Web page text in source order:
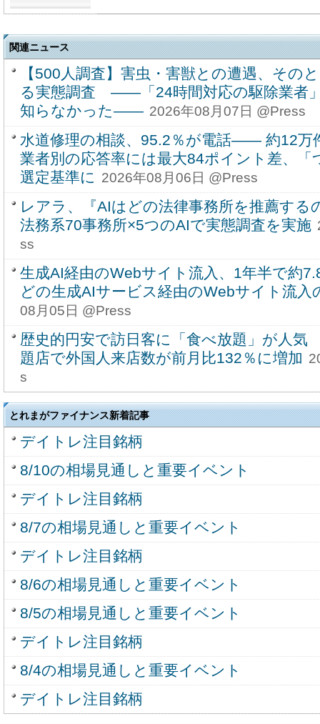
関連ニュース
【500人調査】害虫・害獣との遭遇、その
る実態調査 ――「24時間対応の駆除業者
知らなかった―― 2026年08月07日 @Press
水道修理の相談、95.2％が電話―― 約12
業者別の応答率には最大84ポイント差、
選定基準に 2026年08月06日 @Press
レアラ、『AIはどの法律事務所を推薦する
法務系70事務所×5つのAIで実態調査を実施
ss
生成AI経由のWebサイト流入、1年半で約
どの生成AIサービス経由のWebサイト流入
08月05日 @Press
歴史的円安で訪日客に「食べ放題」が人
題店で外国人来店数が前月比132％に増加
s
とれまがファイナンス新着記事
デイトレ注目銘柄
8/10の相場見通しと重要イベント
デイトレ注目銘柄
8/7の相場見通しと重要イベント
デイトレ注目銘柄
8/6の相場見通しと重要イベント
8/5の相場見通しと重要イベント
デイトレ注目銘柄
8/4の相場見通しと重要イベント
デイトレ注目銘柄